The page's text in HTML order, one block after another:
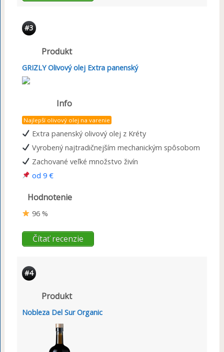
#3
Produkt
GRIZLY Olivový olej Extra panenský
Info
Najlepší olivový olej na varenie
Extra panenský olivový olej z Kréty
Vyrobený najtradičnejším mechanickým spôsobom
Zachované veľké množstvo živín
od 9 €
Hodnotenie
96 %
Čítať recenzie
#4
Produkt
Nobleza Del Sur Organic